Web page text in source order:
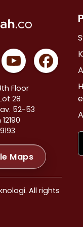
>
>
Hilir >
>
>
Selatan >
>
>
>
Baru >
Prapatan >
Floor
28
52-53
Maps
All rights